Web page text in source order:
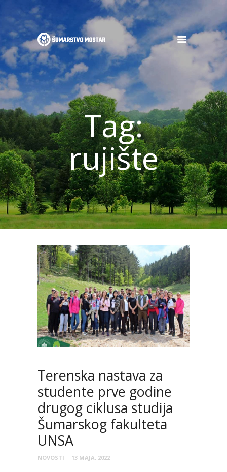
Tag:
rujište
POČETNA
O NAMA
OGLASI
DJELATNOSTI
GALERIJA
NOVOSTI
KONTAKT
Terenska nastava za
studente prve godine
drugog ciklusa studija
Šumarskog fakulteta
UNSA
NOVOSTI 13 MAJA, 2022